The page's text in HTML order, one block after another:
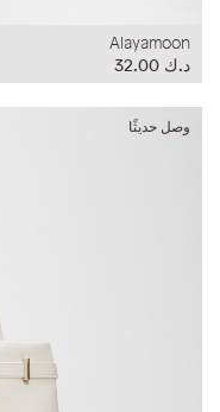
Alayamoon
د.ك‏ 32.00
وصل حديثًا